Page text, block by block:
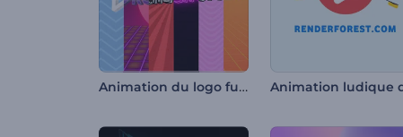
Animation du logo funky des années 80